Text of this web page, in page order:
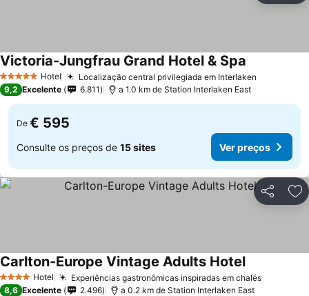
5 Estrelas Hotel Localização central privilegiada em Interlaken
Victoria-Jungfrau Grand Hotel & Spa
9,2 Excelente 6.811 a 1.0 km de Station Interlaken East
De € 595
Consulte os preços de 15 sites Ver preços
Partilhar
4 EstrelasHotel Experiências gastronômicas inspiradas em chalés
Carlton-Europe Vintage Adults Hotel
8,6 Excelente 2.496 a 0.2 km de Station Interlaken East